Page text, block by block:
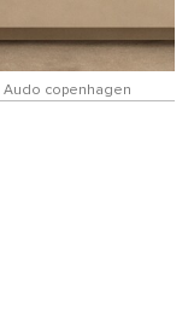
Audo copenhagen